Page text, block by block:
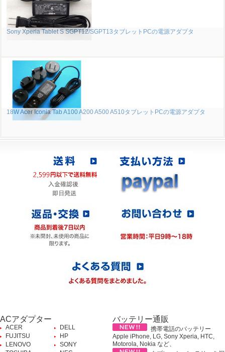
Sony Xperia Tablet S SGPT12/SGPT13タブレットPCの電源アダプタ
18W Acer Iconia Tab A100 A200 A500 A510タブレットPCの電源アダプタ
ACアダプター
ACER
DELL
FUJITSU
HP
LENOVO
SONY
バッテリー通販
携帯電話のバッテリー
Apple iPhone, LG, Sony Xperia, HTC,
Motorola, Nokia など、